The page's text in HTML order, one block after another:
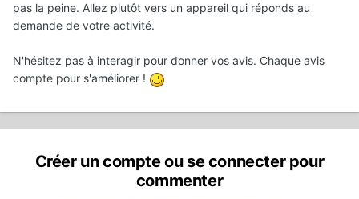
pas la peine. Allez plutôt vers un appareil qui réponds au
demande de votre activité.
N'hésitez pas à interagir pour donner vos avis. Chaque avis
compte pour s'améliorer !
Créer un compte ou se connecter pour
commenter